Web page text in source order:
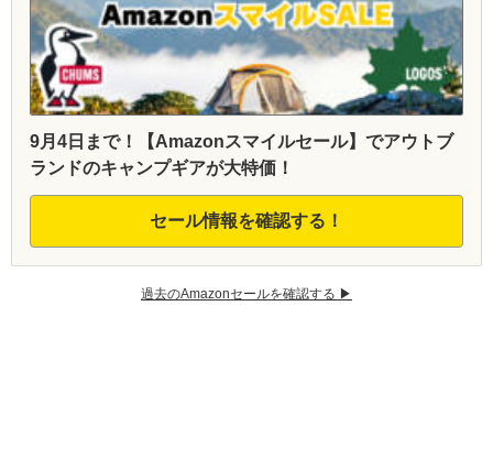
9月4日まで！【Amazonスマイルセール】でアウトブ
ランドのキャンプギアが大特価！
セール情報を確認する！
過去のAmazonセールを確認する ▶︎